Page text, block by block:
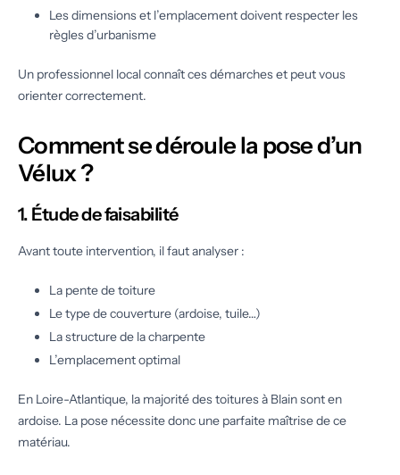
Les dimensions et l’emplacement doivent respecter les
règles d’urbanisme
Un professionnel local connaît ces démarches et peut vous
orienter correctement.
Comment se déroule la pose d’un
Vélux ?
1. Étude de faisabilité
Avant toute intervention, il faut analyser :
La pente de toiture
Le type de couverture (ardoise, tuile…)
La structure de la charpente
L’emplacement optimal
En Loire-Atlantique, la majorité des toitures à Blain sont en
ardoise. La pose nécessite donc une parfaite maîtrise de ce
matériau.